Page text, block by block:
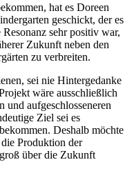
hat es Doreen
geschickt, der es
sehr positiv war,
Zukunft neben den
zu verbreiten.
sei nie Hintergedanke
wäre ausschließlich
und aufgeschlosseneren
Ziel sei es
Deshalb möchte
Produktion der
über die Zukunft